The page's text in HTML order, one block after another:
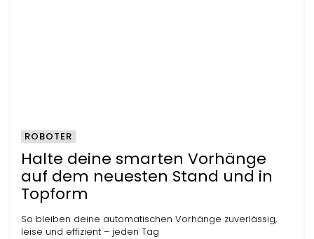
Halte deine smarten Vorhänge
auf dem neuesten Stand und in
Topform
So bleiben deine automatischen Vorhänge zuverlässig,
leise und effizient – jeden Tag
ROBOTER